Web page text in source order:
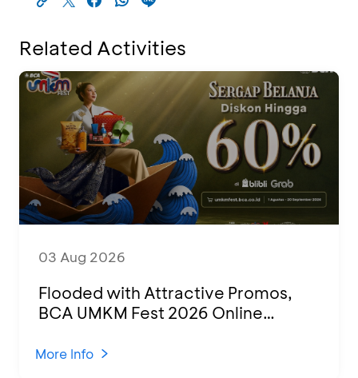
Related Activities
03 Aug 2026
Flooded with Attractive Promos,
BCA UMKM Fest 2026 Online
Various Regions
More Info